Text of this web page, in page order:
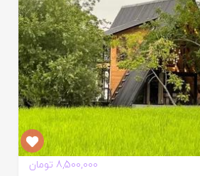
8,500,000 تومان